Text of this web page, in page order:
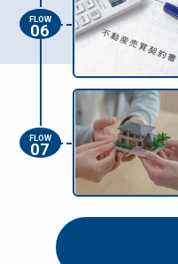
FLOW
06
FLOW
07